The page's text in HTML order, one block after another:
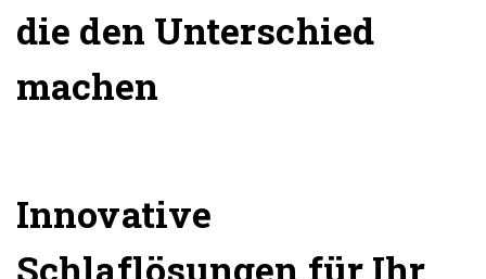
die den Unterschied
machen
Innovative
Schlaflösungen für Ihr